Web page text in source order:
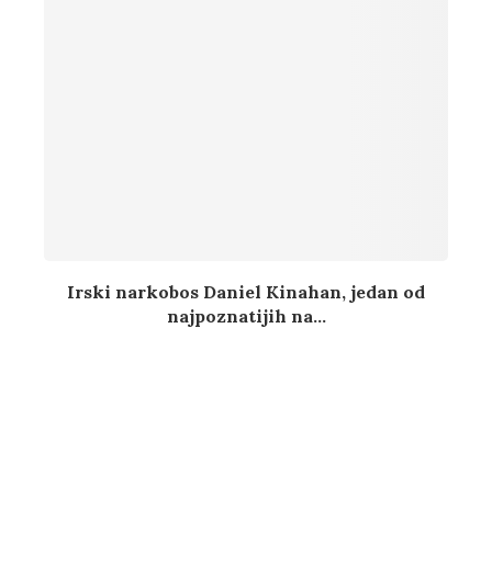
Irski narkobos Daniel Kinahan, jedan od
najpoznatijih na...